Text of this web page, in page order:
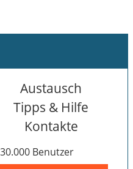
Austausch
Tipps & Hilfe
Kontakte
Benutzer